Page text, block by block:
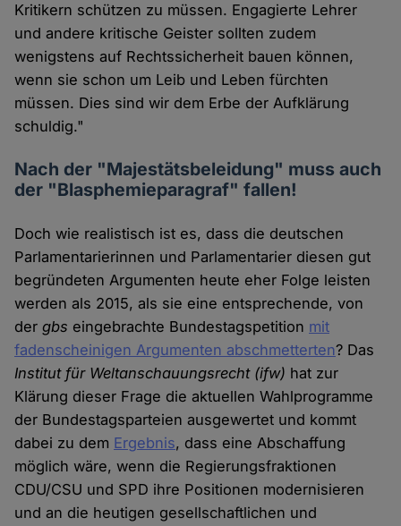
Kritikern schützen zu müssen. Engagierte Lehrer
und andere kritische Geister sollten zudem
wenigstens auf Rechtssicherheit bauen können,
wenn sie schon um Leib und Leben fürchten
müssen. Dies sind wir dem Erbe der Aufklärung
schuldig."
Nach der "Majestätsbeleidung" muss auch
der "Blasphemieparagraf" fallen!
Doch wie realistisch ist es, dass die deutschen
Parlamentarierinnen und Parlamentarier diesen gut
begründeten Argumenten heute eher Folge leisten
werden als 2015, als sie eine entsprechende, von
dergbs eingebrachte Bundestagspetition mit
fadenscheinigen Argumenten abschmetterten? Das
Institut für Weltanschauungsrecht (ifw) hat zur
Klärung dieser Frage die aktuellen Wahlprogramme
der Bundestagsparteien ausgewertet und kommt
dabei zu dem Ergebnis, dass eine Abschaffung
möglich wäre, wenn die Regierungsfraktionen
CDU/CSU und SPD ihre Positionen modernisieren
und an die heutigen gesellschaftlichen und